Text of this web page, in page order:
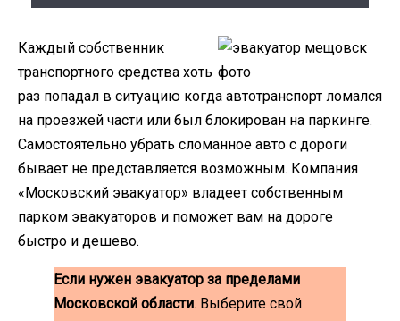
Каждый собственник
транспортного средства хоть
раз попадал в ситуацию когда автотранспорт ломался
на проезжей части или был блокирован на паркинге.
Самостоятельно убрать сломанное авто с дороги
бывает не представляется возможным. Компания
«Московский эвакуатор» владеет собственным
парком эвакуаторов и поможет вам на дороге
быстро и дешево.
Если нужен эвакуатор за пределами
Московской области. Выберите свой